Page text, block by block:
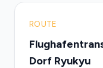
ROUTE
Dorf Ryukyu